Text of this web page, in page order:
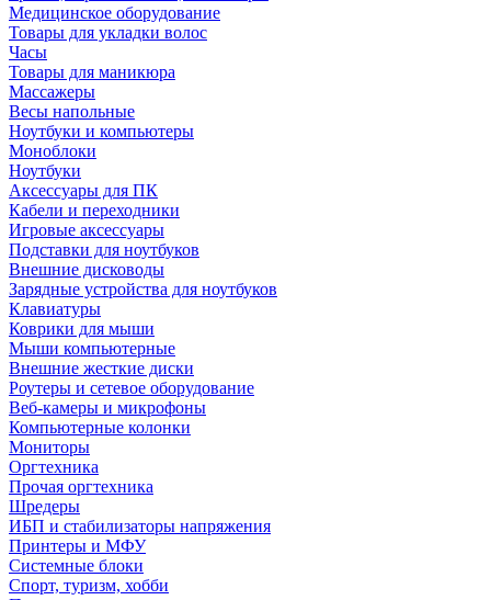
Медицинское оборудование
Товары для укладки волос
Часы
Товары для маникюра
Массажеры
Весы напольные
Ноутбуки и компьютеры
Моноблоки
Ноутбуки
Аксессуары для ПК
Кабели и переходники
Игровые аксессуары
Подставки для ноутбуков
Внешние дисководы
Зарядные устройства для ноутбуков
Клавиатуры
Коврики для мыши
Мыши компьютерные
Внешние жесткие диски
Роутеры и сетевое оборудование
Веб-камеры и микрофоны
Компьютерные колонки
Мониторы
Оргтехника
Прочая оргтехника
Шредеры
ИБП и стабилизаторы напряжения
Принтеры и МФУ
Системные блоки
Спорт, туризм, хобби